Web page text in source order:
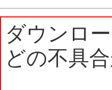
ダウンロ
どの不具